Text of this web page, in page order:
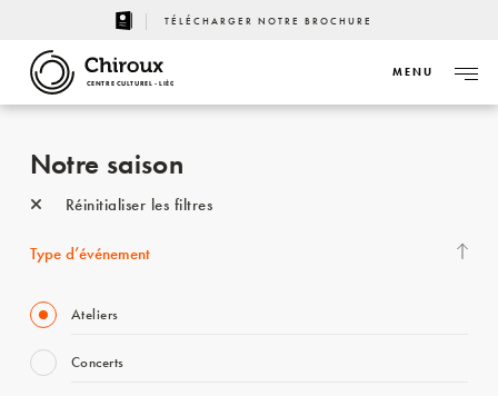
TÉLÉCHARGER NOTRE BROCHURE
CENTRE CULTUREL - LIÈGE
MENU
Notre saison
Réinitialiser les filtres
Type d’événement
Ateliers
Concerts